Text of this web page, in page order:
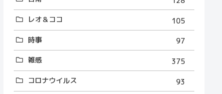
レオ＆ココ
105
時事
97
雑感
375
コロナウイルス
93